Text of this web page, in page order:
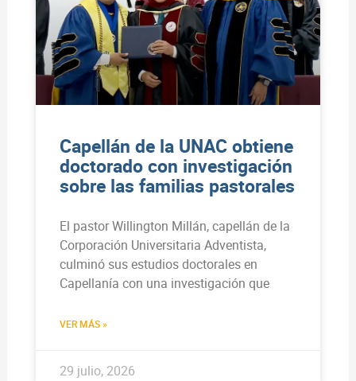
Capellán de la UNAC obtiene
doctorado con investigación
sobre las familias pastorales
El pastor Willington Millán, capellán de la
Corporación Universitaria Adventista,
culminó sus estudios doctorales en
Capellanía con una investigación que
VER MÁS »
29 julio, 2026